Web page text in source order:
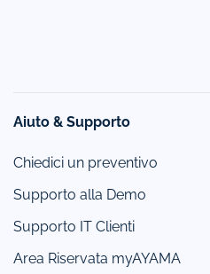
Aiuto & Supporto
Chiedici un preventivo
Supporto alla Demo
Supporto IT Clienti
Area Riservata myAYAMA